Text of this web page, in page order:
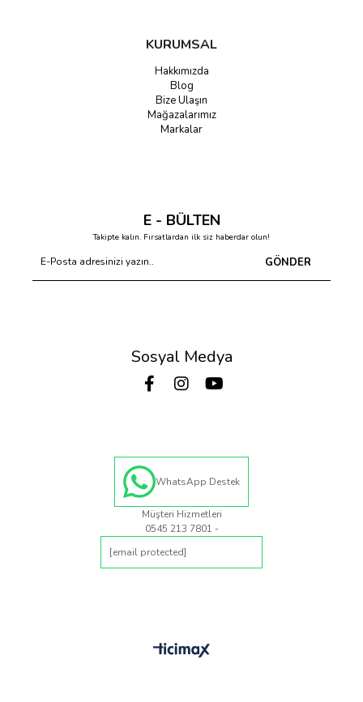
KURUMSAL
Hakkımızda
Blog
Bize Ulaşın
Mağazalarımız
Markalar
E - BÜLTEN
Takipte kalın. Fırsatlardan ilk siz haberdar olun!
GÖNDER
Sosyal Medya
WhatsApp Destek
Müşteri Hizmetleri
0545 213 7801 -
[email protected]